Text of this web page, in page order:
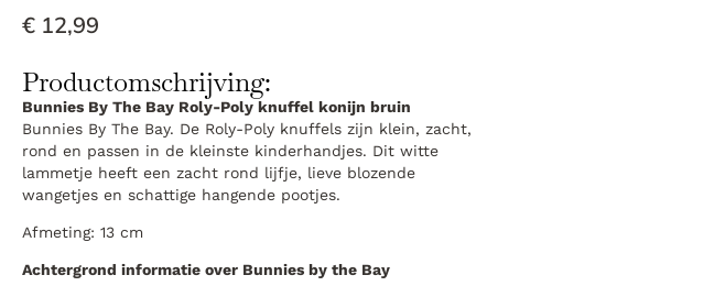
€12,99
Productomschrijving:
Bunnies By The Bay Roly-Poly knuffel konijn bruin
Bunnies By The Bay. De Roly-Poly knuffels zijn klein, zacht,
rond en passen in de kleinste kinderhandjes. Dit witte
lammetje heeft een zacht rond lijfje, lieve blozende
wangetjes en schattige hangende pootjes.
Afmeting: 13 cm
Achtergrond informatie over Bunnies by the Bay